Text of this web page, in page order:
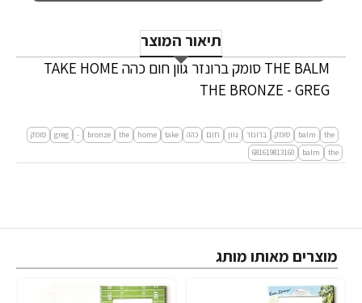
תיאור המוצר
THE BALM סומק ברונזר גוון חום כהה TAKE HOME
THE BRONZE - GREG
the
balm סומק ברונזר גוון חום כהה take
home
the
bronze
-
greg
סומק
the
balm
681619813160
מוצרים מאותו מותג